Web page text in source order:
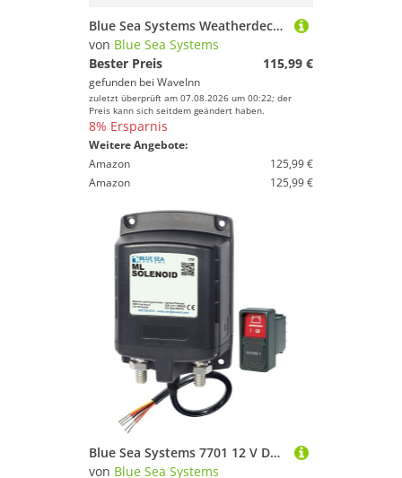
Blue Sea Systems Weatherdeck Panel 4 Position Switch Grau
von Blue Sea Systems
Bester Preis
115,99 €
gefunden bei WaveInn
zuletzt überprüft am 07.08.2026 um 00:22; der
Preis kann sich seitdem geändert haben.
8% Ersparnis
Weitere Angebote:
Amazon
125,99 €
Amazon
125,99 €
Blue Sea Systems 7701 12 V DC ML Magnetspule
von Blue Sea Systems